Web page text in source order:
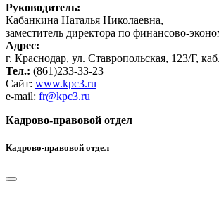
Руководитель:
Кабанкина Наталья Николаевна,
заместитель директора по финансово-
Адрес:
г. Краснодар, ул. Ставропольская, 123/Г,
Тел.: (861)233-33-23
Сайт: www.kpc3.ru
e-mail: fr@kpc3.ru
Кадрово-правовой отдел
Кадрово-правовой отдел